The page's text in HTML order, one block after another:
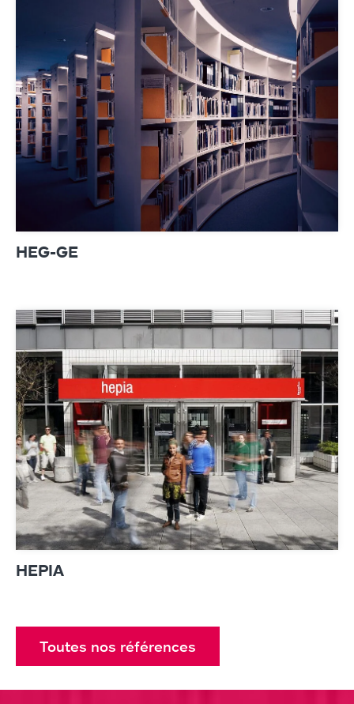
HEG-GE
HEPIA
Toutes nos références